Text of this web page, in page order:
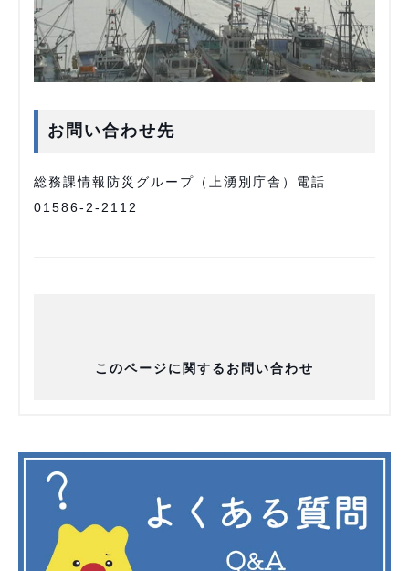
お問い合わせ先
総務課情報防災グループ（上湧別庁舎）電話
01586-2-2112
このページに関するお問い合わせ